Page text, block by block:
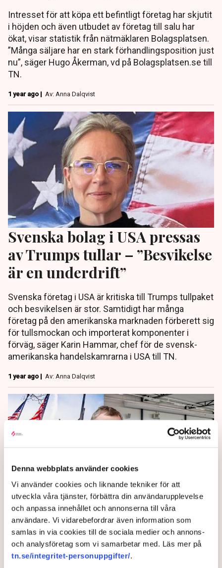
Denna webbplats använder cookies
Vi använder cookies och liknande tekniker för att
utveckla våra tjänster, förbättra din användarupplevelse
och anpassa innehållet och annonserna till våra
användare. Vi vidarebefordrar även information som
samlas in via cookies till de sociala medier och annons-
och analysföretag som vi samarbetar med. Läs mer på
tn.se/integritet-personuppgifter/.
Intresset för att köpa ett befintligt företag har skjutit
i höjden och även utbudet av företag till salu har
ökat, visar statistik från nätmäklaren Bolagsplatsen.
”Många säljare har en stark förhandlingsposition just
nu”, säger Hugo Åkerman, vd på Bolagsplatsen.se till
TN.
1 year ago | Av: Anna Dalqvist
Svenska bolag i USA pressas
av Trumps tullar – ”Besvikelse
är en underdrift”
Svenska företag i USA är kritiska till Trumps tullpaket
och besvikelsen är stor. Samtidigt har många
företag på den amerikanska marknaden förberett sig
för tullsmockan och importerat komponenter i
förväg, säger Karin Hammar, chef för de svensk-
amerikanska handelskamrarna i USA till TN.
1 year ago | Av: Anna Dalqvist
Årets svenska företag i USA:
”Så lyckas du på den
amerikanska marknaden”